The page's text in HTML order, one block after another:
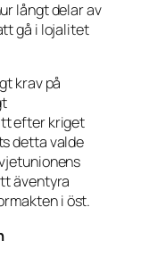
långt delar av
gå i lojalitet
krav på
efter kriget
detta valde
äventyra
i öst.